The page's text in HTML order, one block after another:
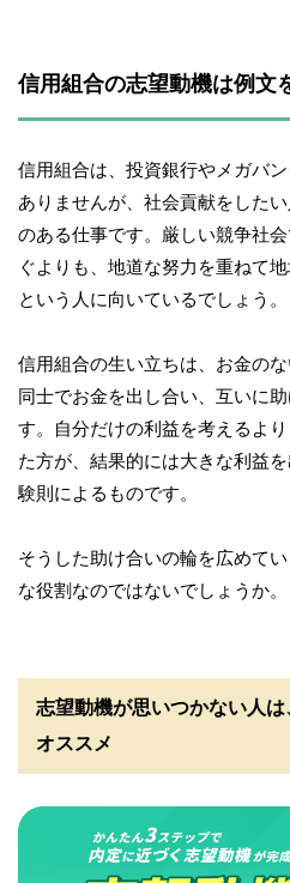
信用組合の志望動機は例文
信用組合は、投資銀行やメガバ
ありませんが、社会貢献をした
のある仕事です。厳しい競争社
ぐよりも、地道な努力を重ねて
という人に向いているでしょう。
信用組合の生い立ちは、お金の
同士でお金を出し合い、互いに
す。自分だけの利益を考えるよ
た方が、結果的には大きな利益
験則によるものです。
そうした助け合いの輪を広めて
な役割なのではないでしょうか。
志望動機が思いつかない人
オススメ